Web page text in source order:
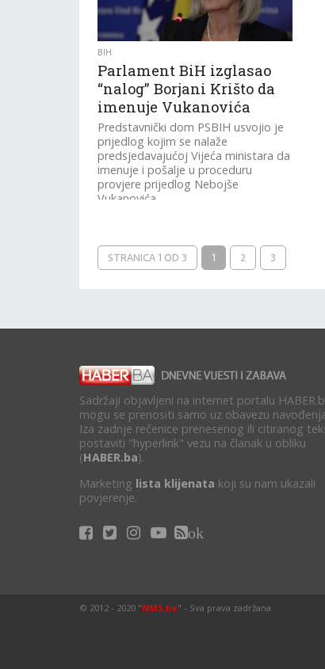
BIH
Parlament BiH izglasao
“nalog” Borjani Krišto da
imenuje Vukanovića
Predstavnički dom PSBIH usvojio je
prijedlog kojim se nalaže
predsjedavajućoj Vijeća ministara da
imenuje i pošalje u proceduru
provjere prijedlog Nebojše
Vukanovića...
STRANICA 1 OD 3 1 2 3
Sadržaji objavljeni na internet portalu
mogu se prenositi samo uz obavezu
Iza zadnje rečenice prenesenog ili citiranog
postaviti "hyperlink" vezu na članak u obliku
(HABER.ba).
Marketing lista klijenata koji su nam ukazali
povjerenje.
ok
© 2012 - 2020 "NMS.ba" - Sva prava zadržana.